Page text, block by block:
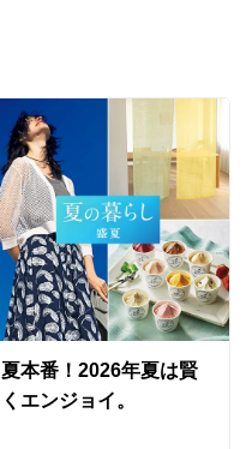
夏本番！2026年夏は賢
くエンジョイ。